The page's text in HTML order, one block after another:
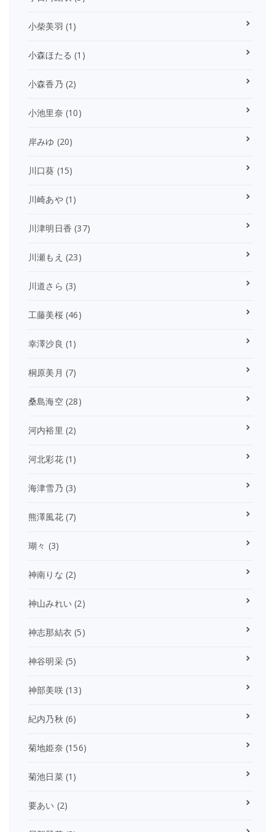
小柴美羽 (1)
小森ほたる (1)
小森香乃 (2)
小池里奈 (10)
岸みゆ (20)
川口葵 (15)
川崎あや(1)
川津明日香 (37)
川瀬もえ (23)
川道さら (3)
工藤美桜(46)
幸澤沙良 (1)
桐原美月 (7)
桑島海空(28)
河内裕里 (2)
河北彩花(1)
海津雪乃 (3)
熊澤風花(7)
瑚々 (3)
神南りな (2)
神山みれい (2)
神志那結衣 (5)
神谷明采(5)
神部美咲(13)
紀内乃秋 (6)
菊地姫奈 (156)
菊池日菜(1)
要あい (2)